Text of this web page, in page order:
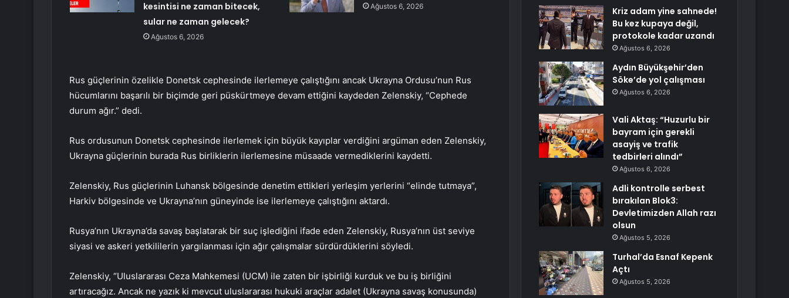
kesintisi ne zaman bitecek,
sular ne zaman gelecek?
Ağustos 6, 2026
Ağustos 6, 2026
Rus güçlerinin özelikle Donetsk cephesinde ilerlemeye çalıştığını ancak Ukrayna Ordusu’nun Rus
hücumlarını başarılı bir biçimde geri püskürtmeye devam ettiğini kaydeden Zelenskiy, “Cephede
durum ağır.” dedi.
Rus ordusunun Donetsk cephesinde ilerlemek için büyük kayıplar verdiğini argüman eden Zelenskiy,
Ukrayna güçlerinin burada Rus birliklerin ilerlemesine müsaade vermediklerini kaydetti.
Zelenskiy, Rus güçlerinin Luhansk bölgesinde denetim ettikleri yerleşim yerlerini “elinde tutmaya”,
Harkiv bölgesinde ve Ukrayna’nın güneyinde ise ilerlemeye çalıştığını aktardı.
Rusya’nın Ukrayna’da savaş başlatarak bir suç işlediğini ifade eden Zelenskiy, Rusya’nın üst seviye
siyasi ve askeri yetkililerin yargılanması için ağır çalışmalar sürdürdüklerini söyledi.
Zelenskiy, “Uluslararası Ceza Mahkemesi (UCM) ile zaten bir işbirliği kurduk ve bu iş birliğini
artıracağız. Ancak ne yazık ki mevcut uluslararası hukuki araçlar adalet (Ukrayna savaş konusunda)
Kriz adam yine sahnede!
Bu kez kupaya değil,
protokole kadar uzandı
Ağustos 6, 2026
Aydın Büyükşehir’den
Söke’de yol çalışması
Ağustos 6, 2026
Vali Aktaş: “Huzurlu bir
bayram için gerekli
asayiş ve trafik
tedbirleri alındı”
Ağustos 6, 2026
Adli kontrolle serbest
bırakılan Blok3:
Devletimizden Allah razı
olsun
Ağustos 5, 2026
Turhal’da Esnaf Kepenk
Açtı
Ağustos 5, 2026